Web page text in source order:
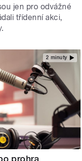
jen pro odvážné
třídenní akci,
2 minuty
prohra